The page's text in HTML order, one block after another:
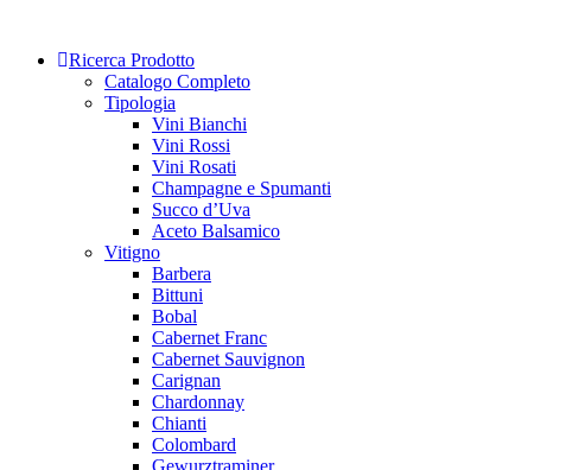
content Ricerca Prodotto
Catalogo Completo
Tipologia
Vini Bianchi
Vini Rossi
Vini Rosati
Champagne e Spumanti
Succo d’Uva
Aceto Balsamico
Vitigno
Barbera
Bittuni
Bobal
Cabernet Franc
Cabernet Sauvignon
Carignan
Chardonnay
Chianti
Colombard
Gewurztraminer